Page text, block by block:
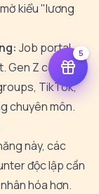
kiểu "lương
Job portal
Gen Z có xu
TikTok,
chuyên môn.
này, các
độc lập cần
hóa hơn.
5